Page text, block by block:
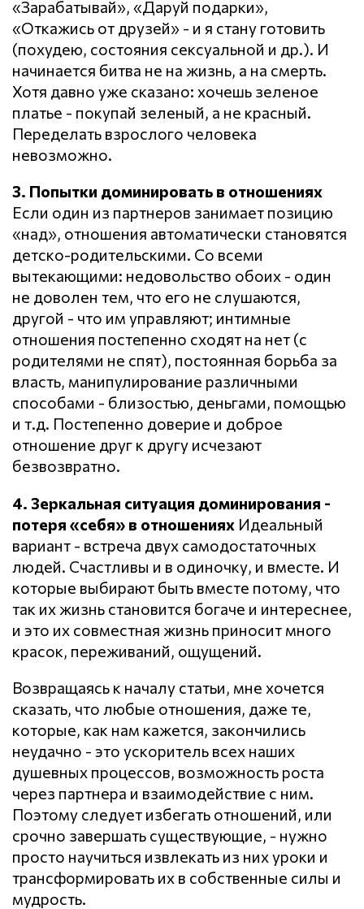
«Зарабатывай», «Даруй подарки»,
«Откажись от друзей» - и я стану готовить
(похудею, состояния сексуальной и др.). И
начинается битва не на жизнь, а на смерть.
Хотя давно уже сказано: хочешь зеленое
платье - покупай зеленый, а не красный.
Переделать взрослого человека
невозможно.
3. Попытки доминировать в отношениях
Если один из партнеров занимает позицию
«над», отношения автоматически становятся
детско-родительскими. Со всеми
вытекающими: недовольство обоих - один
не доволен тем, что его не слушаются,
другой - что им управляют; интимные
отношения постепенно сходят на нет (с
родителями не спят), постоянная борьба за
власть, манипулирование различными
способами - близостью, деньгами, помощью
и т.д. Постепенно доверие и доброе
отношение друг к другу исчезают
безвозвратно.
4. Зеркальная ситуация доминирования -
потеря «себя» в отношениях Идеальный
вариант - встреча двух самодостаточных
людей. Счастливы и в одиночку, и вместе. И
которые выбирают быть вместе потому, что
так их жизнь становится богаче и интереснее,
и это их совместная жизнь приносит много
красок, переживаний, ощущений.
Возвращаясь к началу статьи, мне хочется
сказать, что любые отношения, даже те,
которые, как нам кажется, закончились
неудачно - это ускоритель всех наших
душевных процессов, возможность роста
через партнера и взаимодействие с ним.
Поэтому следует избегать отношений, или
срочно завершать существующие, - нужно
просто научиться извлекать из них уроки и
трансформировать их в собственные силы и
мудрость.